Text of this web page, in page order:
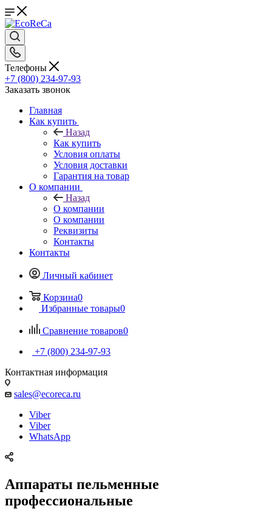
Телефоны
+7 (800) 234-97-93
Заказать звонок
Главная
Как купить
Назад
Как купить
Условия оплаты
Условия доставки
Гарантия на товар
О компании
Назад
О компании
О компании
Реквизиты
Контакты
Контакты
Личный кабинет
Корзина0
Избранные товары0
Сравнение товаров0
+7 (800) 234-97-93
Контактная информация
sales@ecoreca.ru
Viber
Viber
WhatsApp
Аппараты пельменные
профессиональные